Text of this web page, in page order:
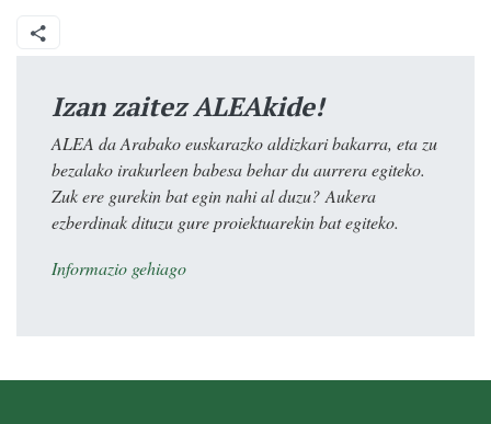
Izan zaitez ALEAkide!
ALEA da Arabako euskarazko aldizkari bakarra, eta zu
bezalako irakurleen babesa behar du aurrera egiteko.
Zuk ere gurekin bat egin nahi al duzu? Aukera
ezberdinak dituzu gure proiektuarekin bat egiteko.
Informazio gehiago